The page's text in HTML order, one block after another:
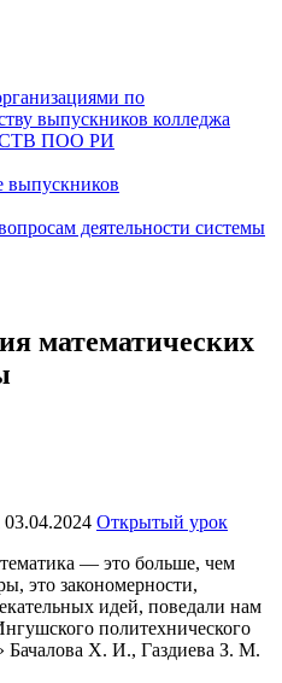
по
выпускников колледжа
ПОО РИ
выпускников
деятельности системы
математических
03.04.2024 Открытый урок
— это больше, чем
это закономерности,
идей, поведали нам
политехнического
Х. И., Газдиева З. М.